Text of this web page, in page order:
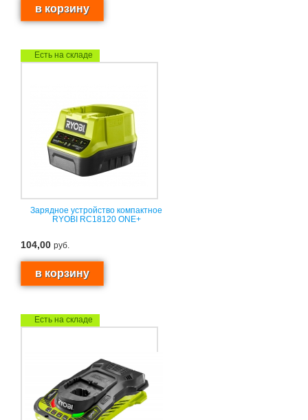
Есть на складе
Зарядное устройство компактное
RYOBI RC18120 ONE+
104,00 руб.
Есть на складе